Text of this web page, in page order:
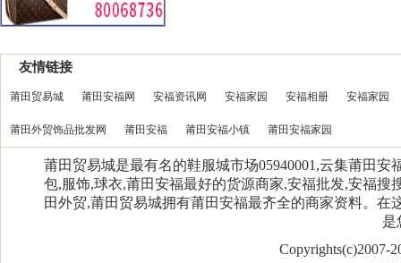
友情链接
莆田贸易城 莆田安福网 安福资讯网 安福家园 安福相册 安福家园
莆田外贸饰品批发网 莆田安福 莆田安福小镇 莆田安福家园
莆田贸易城是最有名的鞋服城市场05940001,云集莆田
包,服饰,球衣,莆田安福最好的货源商家,安福批发,安福
田外贸,莆田贸易城拥有莆田安福最齐全的商家资料。
是
Copyrights(c)2007-